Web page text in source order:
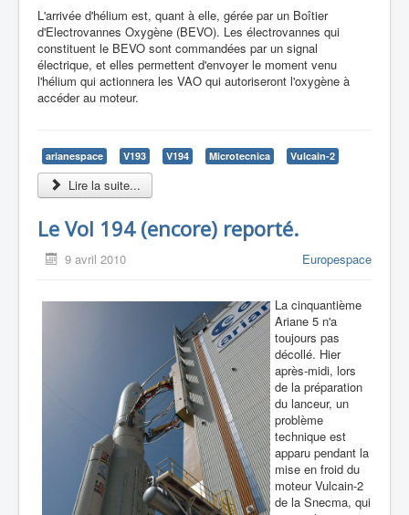
L'arrivée d'hélium est, quant à elle, gérée par un Boîtier
d'Electrovannes Oxygène (BEVO). Les électrovannes qui
constituent le BEVO sont commandées par un signal
électrique, et elles permettent d'envoyer le moment venu
l'hélium qui actionnera les VAO qui autoriseront l'oxygène à
accéder au moteur.
arianespace V193 V194 Microtecnica Vulcain-2
Lire la suite...
Le Vol 194 (encore) reporté.
9 avril 2010 Europespace
La cinquantième
Ariane 5 n'a
toujours pas
décollé. Hier
après-midi, lors
de la préparation
du lanceur, un
problème
technique est
apparu pendant la
mise en froid du
moteur Vulcain-2
de la Snecma, qui